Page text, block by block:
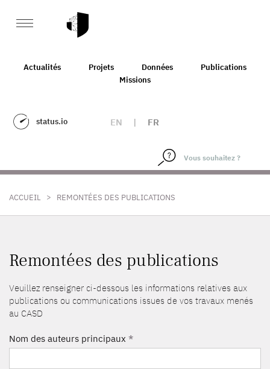
Actualités Projets Données
Publications
Missions
status.io EN | FR
ACCUEIL > REMONTÉES DES PUBLICATIONS
Remontées des publications
Veuillez renseigner ci-dessous les informations relatives aux
publications ou communications issues de vos travaux menés
au CASD
Nom des auteurs principaux *